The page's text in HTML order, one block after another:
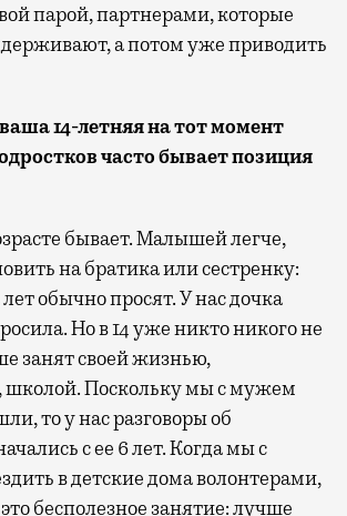
парой, партнерами, которые
а потом уже приводить
14-летняя на тот момент
часто бывает позиция
бывает. Малышей легче,
на братика или сестренку:
обычно просят. У нас дочка
Но в 14 уже никто никого не
занят своей жизнью,
школой. Поскольку мы с мужем
то у нас разговоры об
с ее 6 лет. Когда мы с
в детские дома волонтерами,
бесполезное занятие: лучше